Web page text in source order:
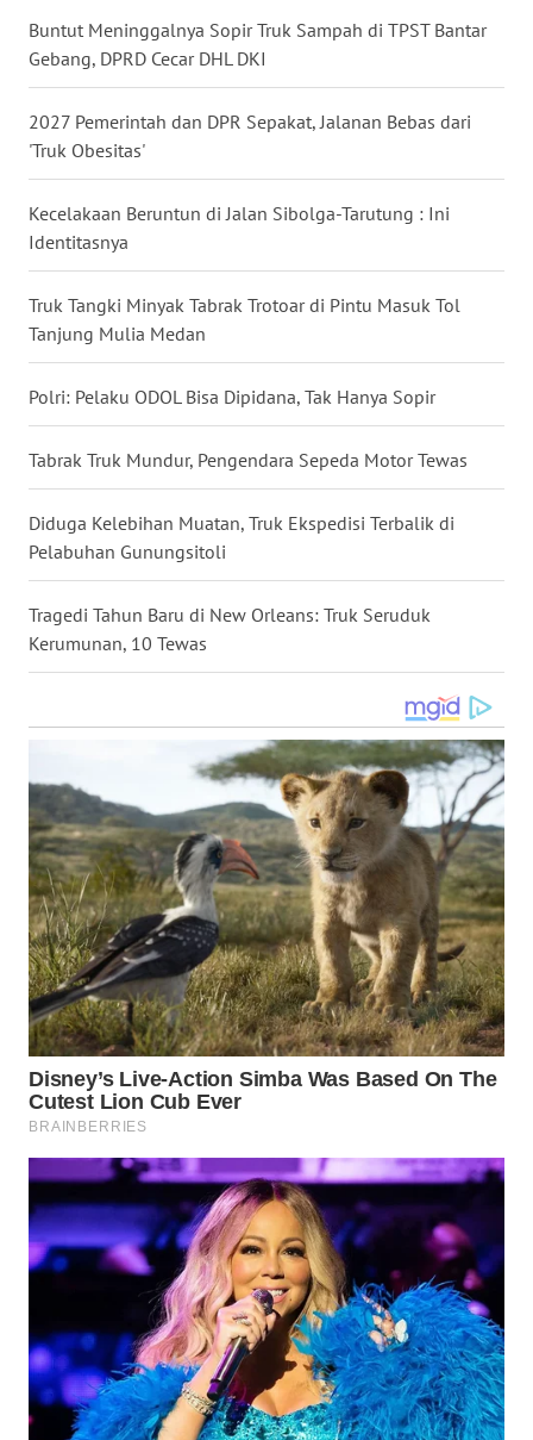
Buntut Meninggalnya Sopir Truk Sampah di TPST Bantar
Gebang, DPRD Cecar DHL DKI
2027 Pemerintah dan DPR Sepakat, Jalanan Bebas dari
'Truk Obesitas'
Kecelakaan Beruntun di Jalan Sibolga-Tarutung : Ini
Identitasnya
Truk Tangki Minyak Tabrak Trotoar di Pintu Masuk Tol
Tanjung Mulia Medan
Polri: Pelaku ODOL Bisa Dipidana, Tak Hanya Sopir
Tabrak Truk Mundur, Pengendara Sepeda Motor Tewas
Diduga Kelebihan Muatan, Truk Ekspedisi Terbalik di
Pelabuhan Gunungsitoli
Tragedi Tahun Baru di New Orleans: Truk Seruduk
Kerumunan, 10 Tewas
WN
BABEL
WN
SUMBAR
WN
SUMSEL
WN
BENGKULU
WN
WN
NUSANTARA
WN
JOGJA
WN
BALI
WN
KALBAR
WN
KALTENG
WN
KALTARA
WN
KALSEL
WN
WN
SULSEL